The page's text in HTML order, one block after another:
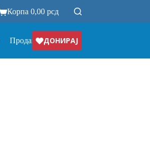
Корпа 0,00 рсд
ПродавницаДОНИРАЈ